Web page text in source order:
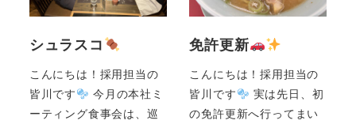
シュラスコ
こんにちは！採用担当の
皆川です
今月の本社ミ
ーティング食事会は、巡
免許更新
こんにちは！採用担当の
皆川です
実は先日、初
の免許更新へ行ってまい